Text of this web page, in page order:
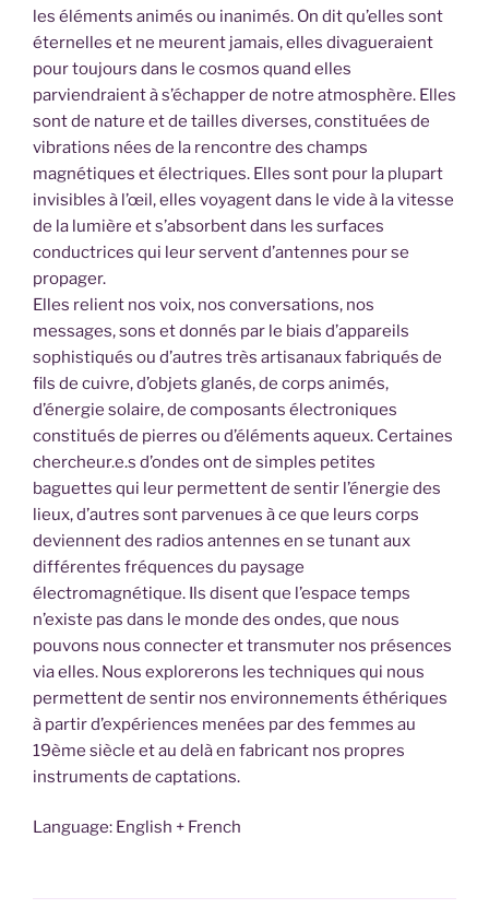
les éléments animés ou inanimés. On dit qu’elles sont
éternelles et ne meurent jamais, elles divagueraient
pour toujours dans le cosmos quand elles
parviendraient à s’échapper de notre atmosphère. Elles
sont de nature et de tailles diverses, constituées de
vibrations nées de la rencontre des champs
magnétiques et électriques. Elles sont pour la plupart
invisibles à l’œil, elles voyagent dans le vide à la vitesse
de la lumière et s’absorbent dans les surfaces
conductrices qui leur servent d’antennes pour se
propager.
Elles relient nos voix, nos conversations, nos
messages, sons et donnés par le biais d’appareils
sophistiqués ou d’autres très artisanaux fabriqués de
fils de cuivre, d’objets glanés, de corps animés,
d’énergie solaire, de composants électroniques
constitués de pierres ou d’éléments aqueux. Certaines
chercheur.e.s d’ondes ont de simples petites
baguettes qui leur permettent de sentir l’énergie des
lieux, d’autres sont parvenues à ce que leurs corps
deviennent des radios antennes en se tunant aux
différentes fréquences du paysage
électromagnétique. Ils disent que l’espace temps
n’existe pas dans le monde des ondes, que nous
pouvons nous connecter et transmuter nos présences
via elles. Nous explorerons les techniques qui nous
permettent de sentir nos environnements éthériques
à partir d’expériences menées par des femmes au
19ème siècle et au delà en fabricant nos propres
instruments de captations.
Language: English + French